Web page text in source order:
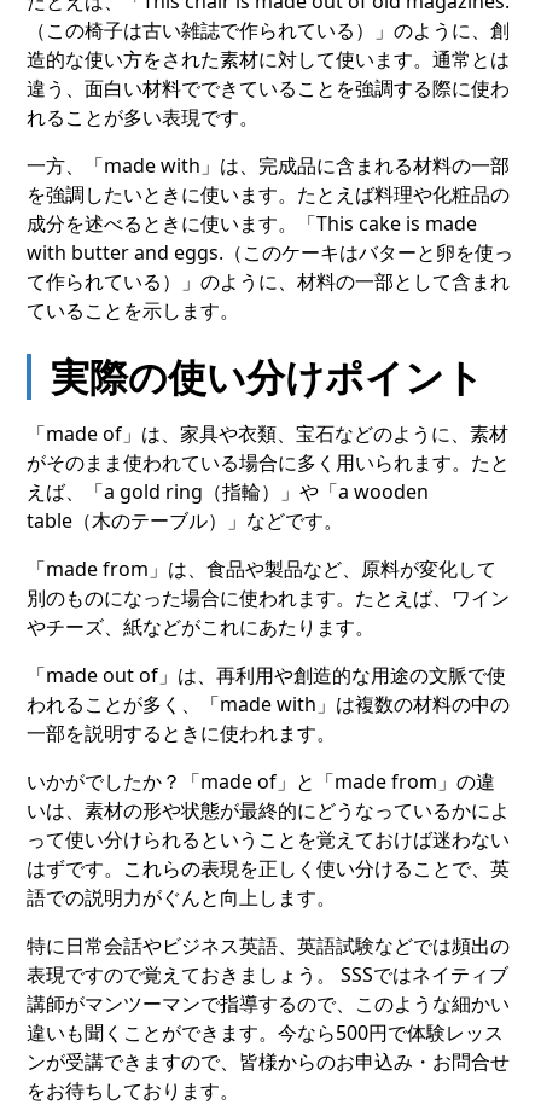
（この椅子は古い雑誌で作られている）」のように、創
造的な使い方をされた素材に対して使います。通常とは
違う、面白い材料でできていることを強調する際に使わ
れることが多い表現です。
一方、「made with」は、完成品に含まれる材料の一部
を強調したいときに使います。たとえば料理や化粧品の
成分を述べるときに使います。「This cake is made
with butter and eggs.（このケーキはバターと卵を使っ
て作られている）」のように、材料の一部として含まれ
ていることを示します。
実際の使い分けポイント
「made of」は、家具や衣類、宝石などのように、素材
がそのまま使われている場合に多く用いられます。たと
えば、「a gold ring（指輪）」や「a wooden
table（木のテーブル）」などです。
「made from」は、食品や製品など、原料が変化して
別のものになった場合に使われます。たとえば、ワイン
やチーズ、紙などがこれにあたります。
「made out of」は、再利用や創造的な用途の文脈で使
われることが多く、「made with」は複数の材料の中の
一部を説明するときに使われます。
いかがでしたか？「made of」と「made from」の違
いは、素材の形や状態が最終的にどうなっているかによ
って使い分けられるということを覚えておけば迷わない
はずです。これらの表現を正しく使い分けることで、英
語での説明力がぐんと向上します。
特に日常会話やビジネス英語、英語試験などでは頻出の
表現ですので覚えておきましょう。 SSSではネイティブ
講師がマンツーマンで指導するので、このような細かい
違いも聞くことができます。今なら500円で体験レッス
ンが受講できますので、皆様からのお申込み・お問合せ
をお待ちしております。